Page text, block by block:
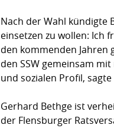
Nach der Wahl kündigte
einsetzen zu wollen:
den kommenden Jahren
den SSW gemeinsam
und sozialen Profil,
Gerhard Bethge ist
der Flensburger